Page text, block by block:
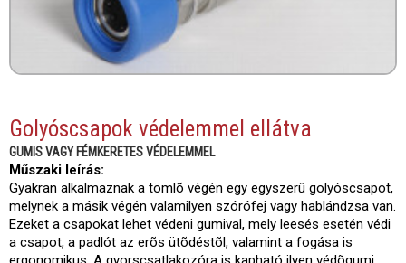
Golyóscsapok védelemmel ellátva
GUMIS VAGY FÉMKERETES VÉDELEMMEL
Műszaki leírás:
Gyakran alkalmaznak a tömlõ végén egy egyszerû golyóscsapot,
melynek a másik végén valamilyen szórófej vagy hablándzsa van.
Ezeket a csapokat lehet védeni gumival, mely leesés esetén védi
a csapot, a padlót az erõs ütõdéstõl, valamint a fogása is